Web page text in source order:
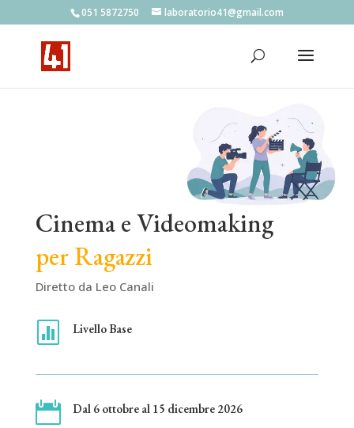
051 5872750 laboratorio41@gmail.com
Cinema e Videomaking
per Ragazzi
Diretto da Leo Canali
 Livello Base
 Dal 6 ottobre al 15 dicembre 2026